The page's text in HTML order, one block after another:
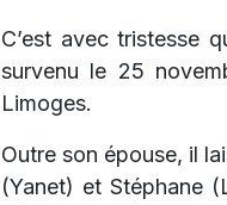
C’est avec tristesse
survenu le 25
Limoges.
Outre son épouse, il
(Yanet) et Stéphane